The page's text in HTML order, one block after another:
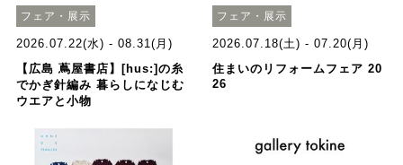
フェア・展示
2026.07.22(水) - 08.31(月)
【広島 蔦屋書店】[hus:]の糸
でかぎ針編み 暮らしになじむ
ウエアと小物
フェア・展示
2026.07.18(土) - 07.20(月)
住まいのリフォームフェア 20
26